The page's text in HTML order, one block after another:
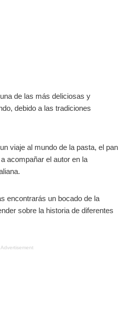
de las más deliciosas y
debido a las tradiciones
viaje al mundo de la pasta, el pan
acompañar el autor en la
encontrarás un bocado de la
sobre la historia de diferentes
Advertisement